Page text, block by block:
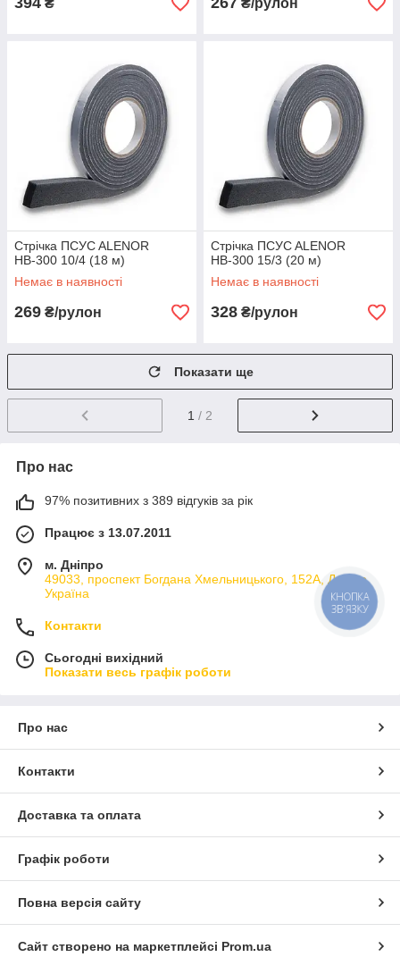
₴ ₴/рулон
Стрічка ПСУC ALENOR
НВ-300 10/4 (18 м)
Немає в наявності
269 ₴/рулон
Стрічка ПСУC ALENOR
НВ-300 15/3 (20 м)
Немає в наявності
328 ₴/рулон
Показати ще
1 / 2
Про нас
97% позитивних з 389 відгуків за рік
Працює з 13.07.2011
м. Дніпро
49033, проспект Богдана Хмельницького, 152А, Дніпро,
Україна
Контакти
Сьогодні вихідний
Показати весь графік роботи
Про нас
Контакти
Доставка та оплата
Графік роботи
Повна версія сайту
Сайт створено на маркетплейсі Prom.ua
КНОПКА
ЗВ'ЯЗКУ